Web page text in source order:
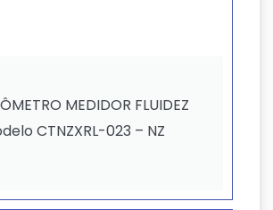
MEDIDOR FLUIDEZ
CTNZXRL-023 – NZ